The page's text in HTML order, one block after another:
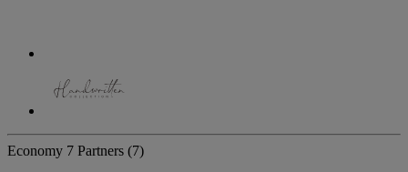
Economy 7 Partners (7)